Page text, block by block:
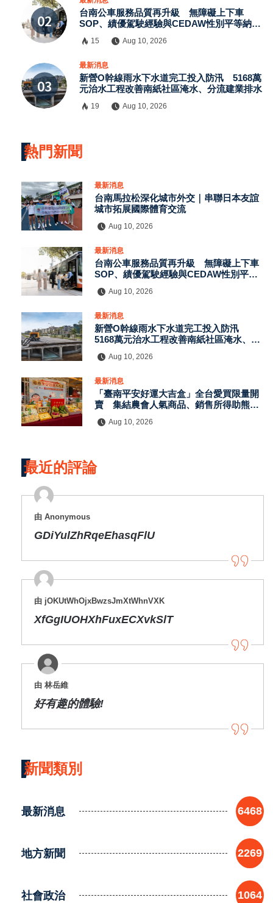
台南公車服務品質再升級 無障礙上下車
SOP、績優駕駛經驗與CEDAW性別平等納入
15 Aug 10, 2026
最新消息
新營O幹線雨水下水道完工投入防汛 5168萬
元治水工程改善南紙社區淹水、分流建業排水
19 Aug 10, 2026
熱門新聞
最新消息
台南馬拉松深化城市外交｜串聯日本友誼
城市拓展國際體育交流
Aug 10, 2026
最新消息
台南公車服務品質再升級 無障礙上下車
SOP、績優駕駛經驗與CEDAW性別平等
Aug 10, 2026
最新消息
新營O幹線雨水下水道完工投入防汛
5168萬元治水工程改善南紙社區淹水、分
Aug 10, 2026
最新消息
「臺南平安好運大吉盒」全台愛買限量開
賣 集結農會人氣商品、銷售所得助熊本
Aug 10, 2026
最近的評論
由 Anonymous
GDiYulZhRqeEhasqFlU
由 jOKUtWhOjxBwzsJmXtWhnVXK
XfGgIUOHXhFuxECXvkSlT
由 林岳維
好有趣的體驗!
新聞類別
最新消息 6468
地方新聞 2269
社會政治 1064
請加入LINE好友連結
中 華 超 傳 媒
Https://reurl.cc/adqW77